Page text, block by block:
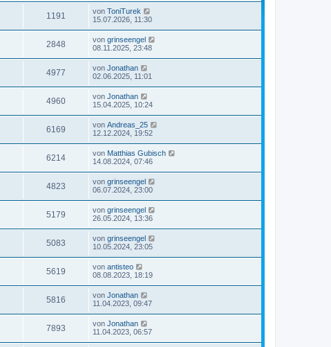
1191 von ToniTurek
15.07.2026, 11:30
2848 von grinseengel
08.11.2025, 23:48
4977 von Jonathan
02.06.2025, 11:01
4960 von Jonathan
15.04.2025, 10:24
6169 von Andreas_25
12.12.2024, 19:52
6214 von Matthias Gubisch
14.08.2024, 07:46
4823 von grinseengel
06.07.2024, 23:00
5179 von grinseengel
26.05.2024, 13:36
5083 von grinseengel
10.05.2024, 23:05
5619 von antisteo
08.08.2023, 18:19
5816 von Jonathan
11.04.2023, 09:47
7893 von Jonathan
11.04.2023, 06:57